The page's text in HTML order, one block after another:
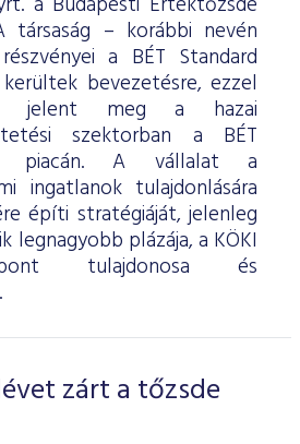
társaság – korábbi nevén
a BÉT Standard
bevezetésre, ezzel
jelent meg a hazai
szektorban a BÉT
piacán. A vállalat a
ingatlanok tulajdonlására
építi stratégiáját, jelenleg
legnagyobb plázája, a KÖKI
tulajdonosa és
zárt a tőzsde